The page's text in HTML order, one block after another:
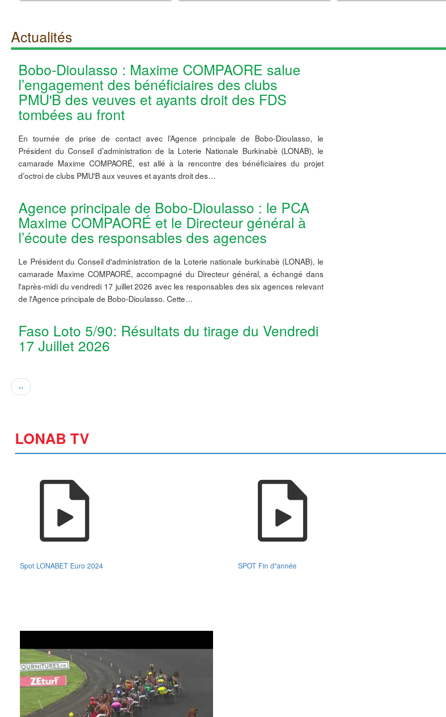
Actualités
Bobo-Dioulasso : Maxime COMPAORE salue
l’engagement des bénéficiaires des clubs
PMU'B des veuves et ayants droit des FDS
tombées au front
En tournée de prise de contact avec l’Agence principale de Bobo-Dioulasso, le
Président du Conseil d’administration de la Loterie Nationale Burkinabè (LONAB), le
camarade Maxime COMPAORÉ, est allé à la rencontre des bénéficiaires du projet
d’octroi de clubs PMU'B aux veuves et ayants droit des…
Agence principale de Bobo-Dioulasso : le PCA
Maxime COMPAORÉ et le Directeur général à
l’écoute des responsables des agences
Le Président du Conseil d'administration de la Loterie nationale burkinabè (LONAB), le
camarade Maxime COMPAORÉ, accompagné du Directeur général, a échangé dans
l'après-midi du vendredi 17 juillet 2026 avec les responsables des six agences relevant
de l'Agence principale de Bobo-Dioulasso. Cette…
Faso Loto 5/90: Résultats du tirage du Vendredi
17 Juillet 2026
Pagination
Page
précédente
‹‹
LONAB TV
Spot LONABET Euro 2024 SPOT Fin d"année